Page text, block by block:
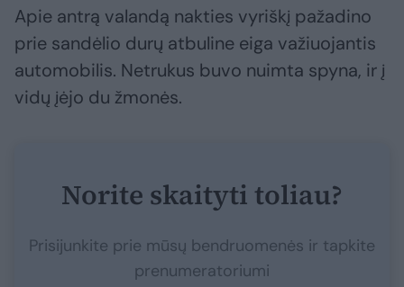
Apie antrą valandą nakties vyriškį pažadino
prie sandėlio durų atbuline eiga važiuojantis
automobilis. Netrukus buvo nuimta spyna, ir į
vidų įėjo du žmonės.
Norite skaityti toliau?
Prisijunkite prie mūsų bendruomenės ir tapkite
prenumeratoriumi